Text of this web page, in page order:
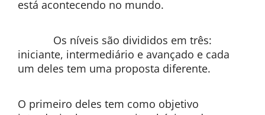
está acontecendo no mundo.
Os níveis são divididos em três:
iniciante, intermediário e avançado e cada
um deles tem uma proposta diferente.
O primeiro deles tem como objetivo